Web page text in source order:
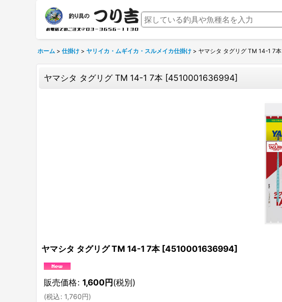
ホーム > 仕掛け > ヤリイカ・ムギイカ・スルメイカ仕掛け > ヤマシタ タグリグ TM 14-1 7本
ヤマシタ タグリグ TM 14-1 7本 [4510001636994]
ヤマシタ タグリグ TM 14-1 7本 [4510001636994]
販売価格: 1,600円(税別)
(税込: 1,760円)